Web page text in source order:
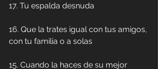
17. Tu espalda desnuda
16. Que la trates igual con tus amigos,
con tu familia o a solas
15. Cuando la haces de su mejor